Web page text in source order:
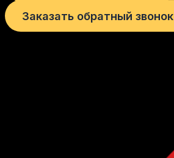
Заказать обратный звонок